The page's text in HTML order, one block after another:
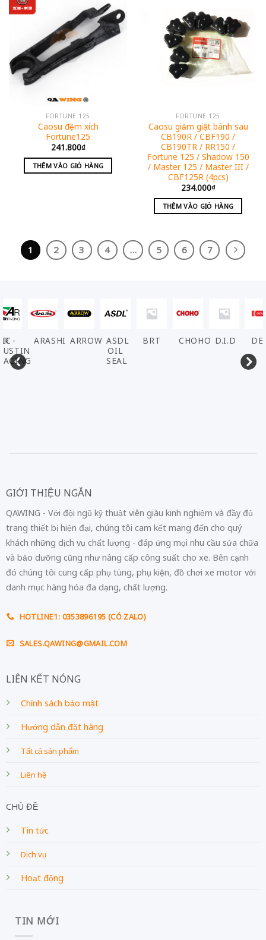
FORTUNE 125
Caosu đệm xích
Fortune125
241.800₫
THÊM VÀO GIỎ HÀNG
FORTUNE 125
Caosu giảm giật bánh sau
CB190R / CBF190 /
CB190TR / RR150 /
Fortune 125 / Shadow 150
/ Master 125 / Master III /
CBF125R (4pcs)
234.000₫
THÊM VÀO GIỎ HÀNG
1 2 3 4 … 5 6 7
-
ARASHI ARROW ASDL
OIL
SEAL
BRT CHOHO D.I.D
GIỚI THIỆU NGẮN
QAWING - Với đội ngũ kỹ thuật viên giàu kinh nghiệm và đầy đủ
trang thiết bị hiện đại, chúng tôi cam kết mang đến cho quý
khách những dịch vụ chất lượng - đáp ứng mọi nhu cầu sửa chữa
và bảo dưỡng cũng như nâng cấp công suất cho xe. Bên cạnh
đó chúng tôi cung cấp phụ tùng, phụ kiện, đồ chơi xe motor với
danh mục hàng hóa đa dạng, chất lượng.
HOTLINE1: 0353896195 (CÓ ZALO)
SALES.QAWING@GMAIL.COM
LIÊN KẾT NÓNG
Chính sách bảo mật
Hướng dẫn đặt hàng
Tất cả sản phẩm
Liên hệ
CHỦ ĐỀ
Tin tức
Dịch vụ
Hoạt động
TIN MỚI